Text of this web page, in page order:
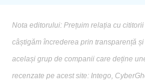
Nota editorului: Prețuim relația cu
câștigăm încrederea prin transparență
același grup de companii care deține
recenzate pe acest site: Intego,